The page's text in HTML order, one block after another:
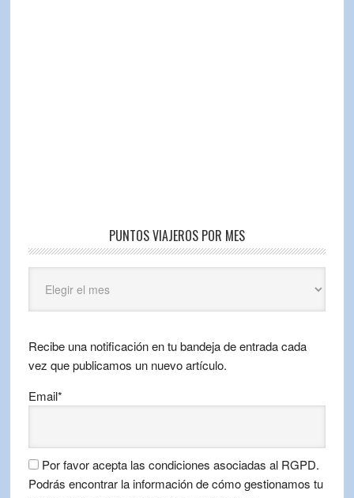
PUNTOS VIAJEROS POR MES
Viajeros
por
Recibe una notificación en tu bandeja de entrada cada
vez que publicamos un nuevo artículo.
Email*
Por favor acepta las condiciones asociadas al RGPD.
Podrás encontrar la información de cómo gestionamos tu